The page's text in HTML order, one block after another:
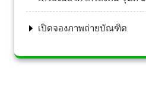
เปิดจองภาพถ่ายบัณฑิต